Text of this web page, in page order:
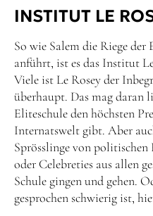
INSTITUT LE
So wie Salem die Riege
anführt, ist es das Institut
Viele ist Le Rosey der
überhaupt. Das mag daran
Eliteschule den höchsten
Internatswelt gibt. Aber
Sprösslinge von
oder Celebreties aus allen
Schule gingen und gehen.
gesprochen schwierig ist,